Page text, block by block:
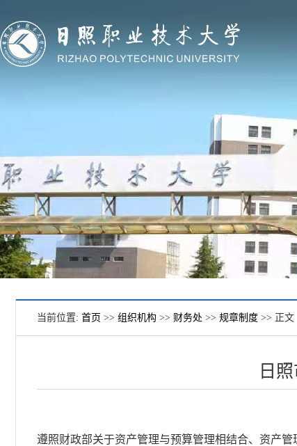
当前位置: 首页 >> 组织机构 >> 财务处 >> 规章制度 >> 正文
日
遵照财政部关于资产管理与预算管理相结合、资产